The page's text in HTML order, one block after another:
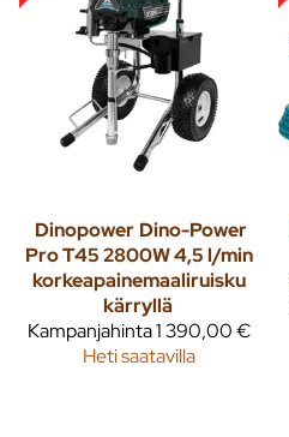
Dinopower Dino-Power
Pro T45 2800W 4,5 l/min
korkeapainemaaliruisku
kärryllä
Kampanjahinta1 390,00 €
Heti saatavilla